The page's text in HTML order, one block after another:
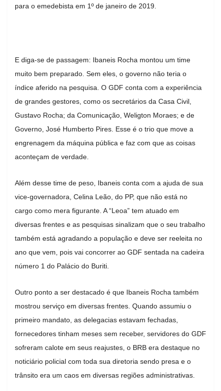
para o emedebista em 1º de janeiro de 2019.
E diga-se de passagem: Ibaneis Rocha montou um time
muito bem preparado. Sem eles, o governo não teria o
índice aferido na pesquisa. O GDF conta com a experiência
de grandes gestores, como os secretários da Casa Civil,
Gustavo Rocha; da Comunicação, Weligton Moraes; e de
Governo, José Humberto Pires. Esse é o trio que move a
engrenagem da máquina pública e faz com que as coisas
aconteçam de verdade.
Além desse time de peso, Ibaneis conta com a ajuda de sua
vice-governadora, Celina Leão, do PP, que não está no
cargo como mera figurante. A “Leoa” tem atuado em
diversas frentes e as pesquisas sinalizam que o seu trabalho
também está agradando a população e deve ser reeleita no
ano que vem, pois vai concorrer ao GDF sentada na cadeira
número 1 do Palácio do Buriti.
Outro ponto a ser destacado é que Ibaneis Rocha também
mostrou serviço em diversas frentes. Quando assumiu o
primeiro mandato, as delegacias estavam fechadas,
fornecedores tinham meses sem receber, servidores do GDF
sofreram calote em seus reajustes, o BRB era destaque no
noticiário policial com toda sua diretoria sendo presa e o
trânsito era um caos em diversas regiões administrativas.